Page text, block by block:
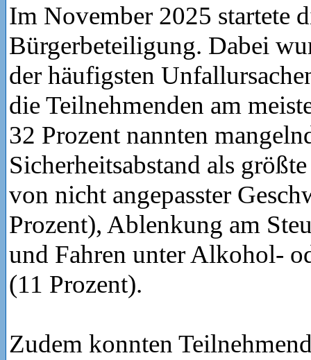
Im November 2025 startete
Bürgerbeteiligung. Dabei
der häufigsten
die Teilnehmenden am
32 Prozent nannten
Sicherheitsabstand als
von nicht angepasster
Prozent), Ablenkung am
und Fahren unter Alkohol-
(11 Prozent).
Zudem konnten